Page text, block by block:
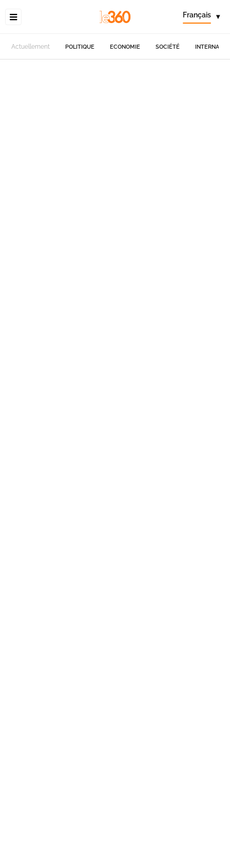
Français ▾
Actuellement POLITIQUE ECONOMIE SOCIÉTÉ